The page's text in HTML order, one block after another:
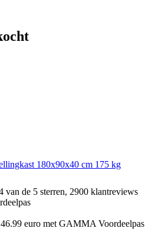
180x90x40 cm 175 kg
van de 5 sterren, 2900 klantreviews
euro met GAMMA Voordeelpas